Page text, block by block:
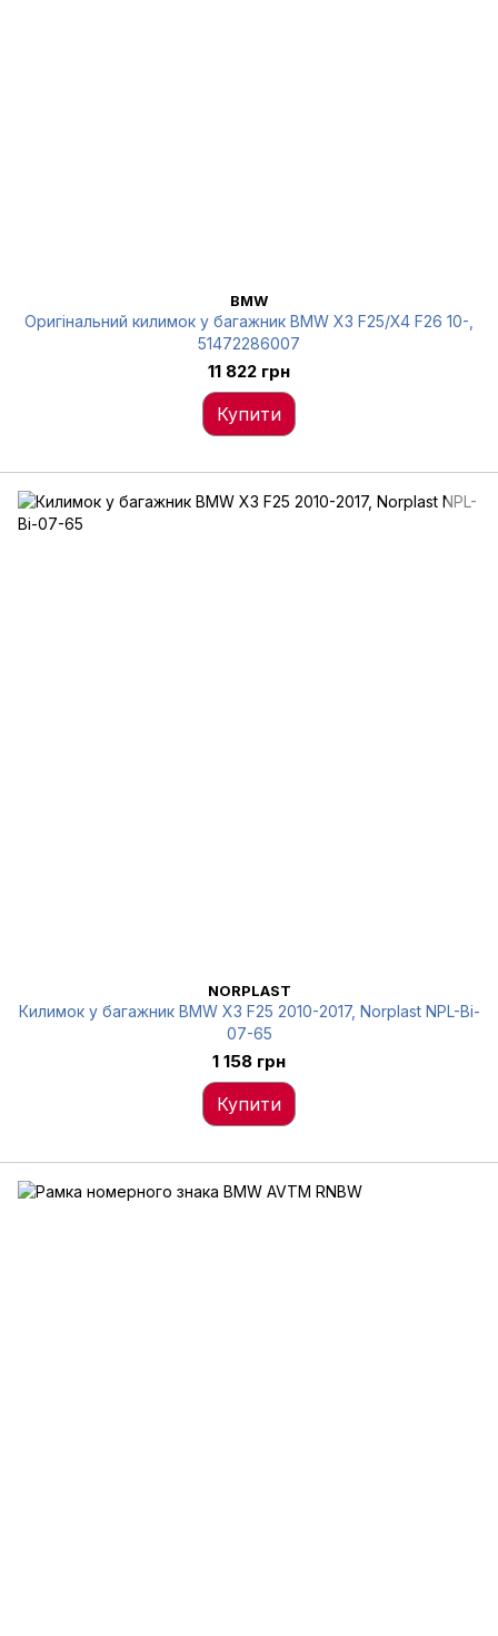
BMW
Оригінальний килимок у багажник BMW X3 F25/X4 F26 10-,
51472286007
11 822 грн
Купити
NORPLAST
Килимок у багажник BMW X3 F25 2010-2017, Norplast NPL-Bi-
07-65
1 158 грн
Купити